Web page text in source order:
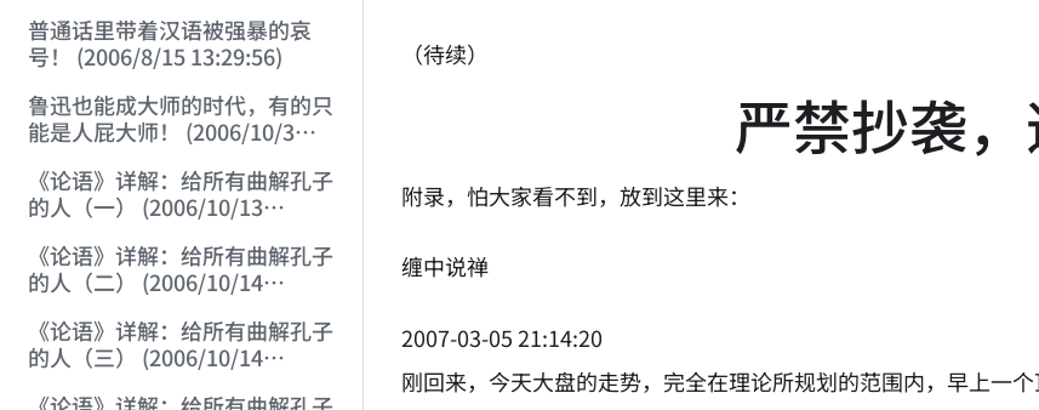
普通话里带着汉语被强暴的哀
号！ (2006/8/15 13:29:56)
鲁迅也能成大师的时代，有的只
能是人屁大师！ (2006/10/3
《论语》详解：给所有曲解孔子
的人（一） (2006/10/13
《论语》详解：给所有曲解孔子
的人（二） (2006/10/14
《论语》详解：给所有曲解孔子
的人（三） (2006/10/14
（待续）
严禁抄袭
附录，怕大家看不到，放到这里来：
缠中说禅
2007-03-05 21:14:20
刚回来，今天大盘的走势，完全在理论所规划的范围内，早上一